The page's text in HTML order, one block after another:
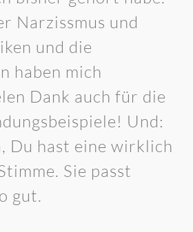
Narzissmus und
und die
haben mich
Dank auch für die
Und:
Du hast eine wirklich
Sie passt
gut.